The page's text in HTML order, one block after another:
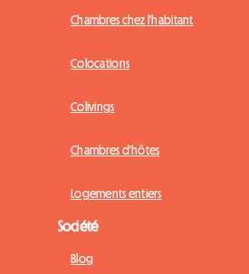
Nos types de logement
Chambres chez l'habitant
Colocations
Colivings
Chambres d'hôtes